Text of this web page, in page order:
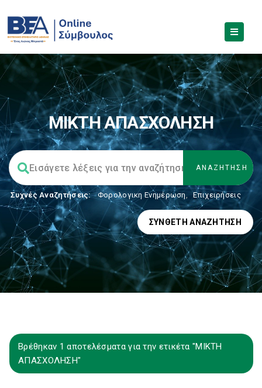
ΜΙΚΤΗ ΑΠΑΣΧΟΛΗΣΗ
Συχνές Αναζητήσεις: Φορολογικη Ενημέρωση, Επιχειρήσεις
ΣΎΝΘΕΤΗ ΑΝΑΖΉΤΗΣΗ
Βρέθηκαν 1 αποτελέσματα για την ετικέτα "ΜΙΚΤΗ
ΑΠΑΣΧΟΛΗΣΗ"